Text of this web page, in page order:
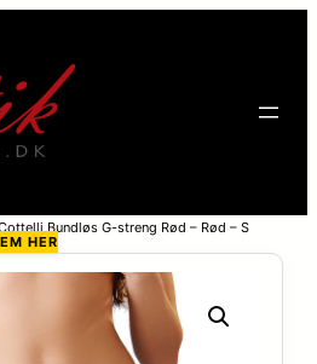
Bundløs G-streng Rød – Rød – S
HER